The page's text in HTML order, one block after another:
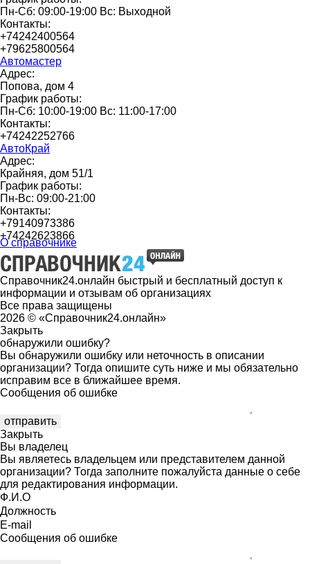
Пн-Сб: 09:00-19:00 Вс: Выходной
Контакты:
+74242400564
+79625800564
Автомастер
Адрес:
Попова, дом 4
График работы:
Пн-Сб: 10:00-19:00 Вс: 11:00-17:00
Контакты:
+74242252766
АвтоКрай
Адрес:
Крайняя, дом 51/1
График работы:
Пн-Вс: 09:00-21:00
Контакты:
+79140973386
+74242623866
О справочнике
Справочник24.онлайн быстрый и бесплатный доступ к
информации и отзывам об организациях
Все права защищены
2026 © «Справочник24.онлайн»
Закрыть
обнаружили ошибку?
Вы обнаружили ошибку или неточность в описании
организации? Тогда опишите суть ниже и мы обязательно
исправим все в ближайшее время.
Сообщения об ошибке
Закрыть
Вы владелец
Вы являетесь владельцем или представителем данной
организации? Тогда заполните пожалуйста данные о себе
для редактирования информации.
Ф.И.О
Должность
E-mail
Сообщения об ошибке